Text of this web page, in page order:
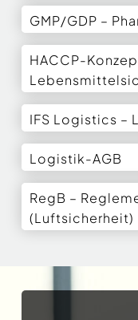
GMP/GDP –
HACCP-
IFS Logistics –
Logistik-AGB
RegB –
(Luftsicherheit)